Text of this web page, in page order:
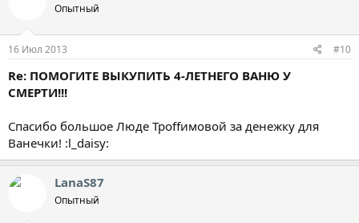
Опытный
16 Июл 2013 #10
Re: ПОМОГИТЕ ВЫКУПИТЬ 4-ЛЕТНЕГО ВАНЮ У
СМЕРТИ!!!
Спасибо большое Люде Троffимовой за денежку для
Ванечки! :l_daisy:
LanaS87
Опытный